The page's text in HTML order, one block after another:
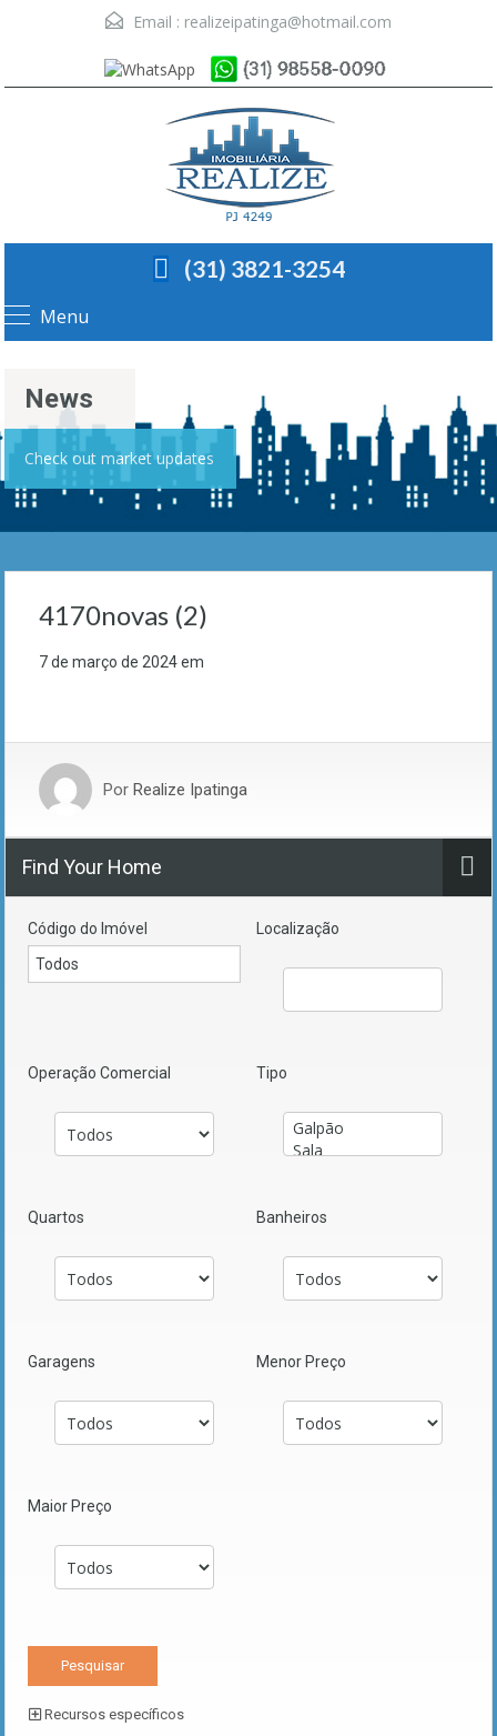
Email : realizeipatinga@hotmail.com
(31) 3821-3254
Menu
News
Check out market updates
4170novas (2)
7 de março de 2024em
Por Realize Ipatinga
Find Your Home
Código do Imóvel Localização
Operação Comercial Tipo
Quartos Banheiros
Garagens Menor Preço
Maior Preço
Recursos específicos